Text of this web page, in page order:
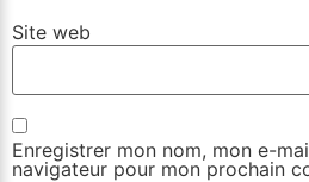
Site web
Enregistrer mon nom, mon e-
navigateur pour mon prochain